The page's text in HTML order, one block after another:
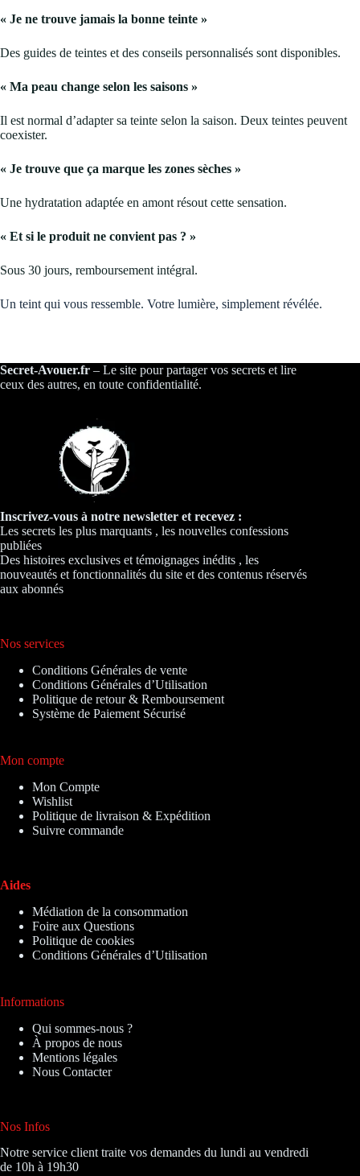
« Je ne trouve jamais la bonne teinte »
Des guides de teintes et des conseils personnalisés sont disponibles.
« Ma peau change selon les saisons »
Il est normal d’adapter sa teinte selon la saison. Deux teintes peuvent
coexister.
« Je trouve que ça marque les zones sèches »
Une hydratation adaptée en amont résout cette sensation.
« Et si le produit ne convient pas ? »
Sous 30 jours, remboursement intégral.
Un teint qui vous ressemble. Votre lumière, simplement révélée.
Secret-Avouer.fr – Le site pour partager vos secrets et lire
ceux des autres, en toute confidentialité.
Inscrivez-vous à notre newsletter et recevez :
Les secrets les plus marquants , les nouvelles confessions
publiées
Des histoires exclusives et témoignages inédits , les
nouveautés et fonctionnalités du site et des contenus réservés
aux abonnés
Nos services
Conditions Générales de vente
Conditions Générales d’Utilisation
Politique de retour & Remboursement
Système de Paiement Sécurisé
Mon compte
Mon Compte
Wishlist
Politique de livraison & Expédition
Suivre commande
Aides
Médiation de la consommation
Foire aux Questions
Politique de cookies
Conditions Générales d’Utilisation
Informations
Qui sommes-nous ?
À propos de nous
Mentions légales
Nous Contacter
Nos Infos
Notre service client traite vos demandes du lundi au vendredi
de 10h à 19h30